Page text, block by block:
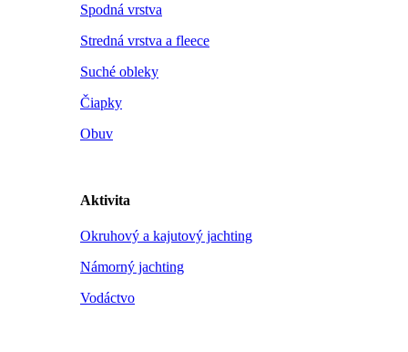
Spodná vrstva
Stredná vrstva a fleece
Suché obleky
Čiapky
Obuv
Aktivita
Okruhový a kajutový jachting
Námorný jachting
Vodáctvo